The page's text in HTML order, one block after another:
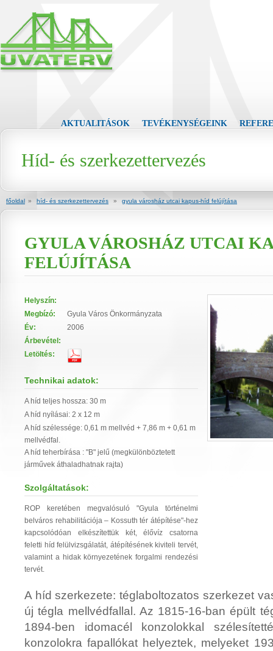
AKTUALITÁSOK TEVÉKENYSÉGEINK
Híd- és szerkezettervezés
főoldal » híd- és szerkezettervezés » gyula városház utcai kapus-híd felújítása
GYULA VÁROSHÁZ UTCAI
FELÚJÍTÁSA
Helyszín:
Megbízó:
Gyula Város Önkormányzata
Év:
2006
Árbevétel:
Letöltés:
Technikai adatok:
A híd teljes hossza: 30 m
A híd nyílásai: 2 x 12 m
A híd szélessége: 0,61 m mellvéd + 7,86 m + 0,61 m
mellvédfal.
A híd teherbírása : "B" jelű (megkülönböztetett
járművek áthaladhatnak rajta)
Szolgáltatások:
ROP keretében megvalósuló "Gyula történelmi
belváros rehabilitációja – Kossuth tér átépítése"-hez
kapcsolódóan elkészítettük két, élővíz csatorna
feletti híd felülvizsgálatát, átépítésének kiviteli tervét,
valamint a hidak környezetének forgalmi rendezési
tervét.
A híd szerkezete: téglaboltozatos szerkezet
új tégla mellvédfallal. Az 1815-16-ban épült
1894-ben idomacél konzolokkal
konzolokra fapallókat helyeztek, melyeket